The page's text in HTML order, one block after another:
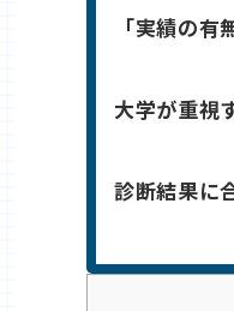
「実績の
大学が重視
診断結果に